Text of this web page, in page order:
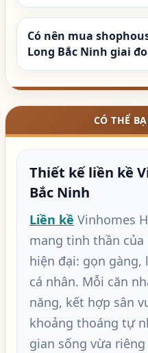
Có nên mua
Long Bắc Ninh giai
CÓ THỂ
Thiết kế liền kề
Bắc Ninh
Liền kề Vinhomes
mang tinh thần
hiện đại: gọn
cá nhân. Mỗi căn
năng, kết hợp sân
khoảng thoáng tự
gian sống vừa